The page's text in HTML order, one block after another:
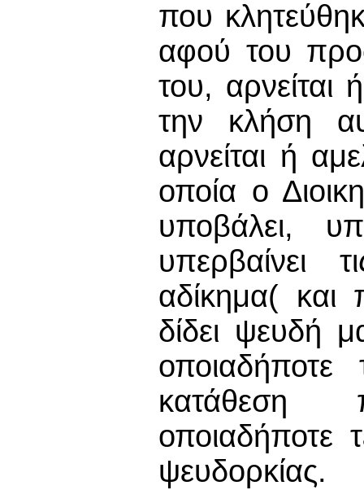
που
αφού του
του,
την κλήση
αρνείται ή
οποία ο
υποβάλει,
υπερβαίνει
αδίκημα(
δίδει ψευδή
κατάθεση
οποιαδήποτε
ψευδορκίας.